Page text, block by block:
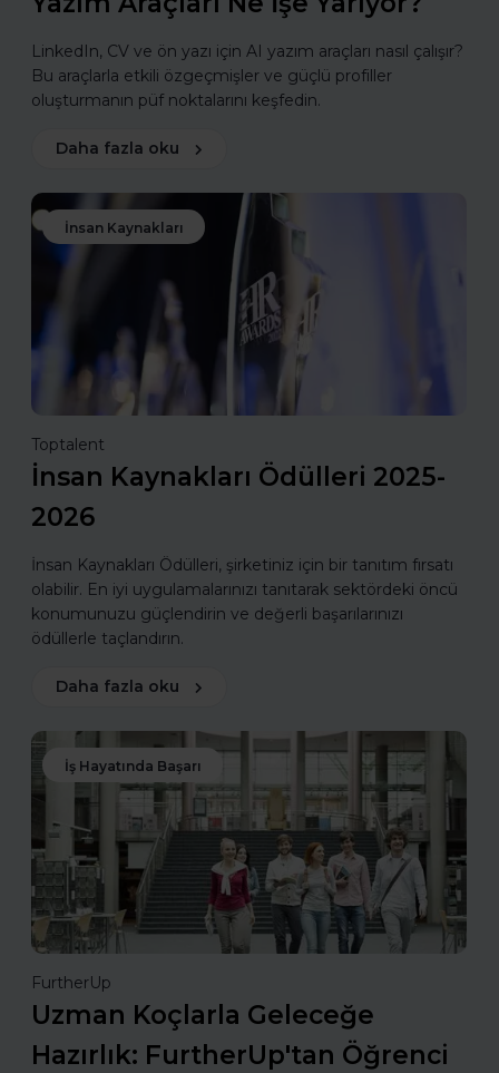
LinkedIn, CV ve ön yazı için AI yazım araçları nasıl çalışır?
Bu araçlarla etkili özgeçmişler ve güçlü profiller
oluşturmanın püf noktalarını keşfedin.
Daha fazla oku
İnsan Kaynakları
Toptalent
İnsan Kaynakları Ödülleri 2025-
2026
İnsan Kaynakları Ödülleri, şirketiniz için bir tanıtım fırsatı
olabilir. En iyi uygulamalarınızı tanıtarak sektördeki öncü
konumunuzu güçlendirin ve değerli başarılarınızı
ödüllerle taçlandırın.
Daha fazla oku
İş Hayatında Başarı
FurtherUp
Uzman Koçlarla Geleceğe
Hazırlık: FurtherUp'tan Öğrenci